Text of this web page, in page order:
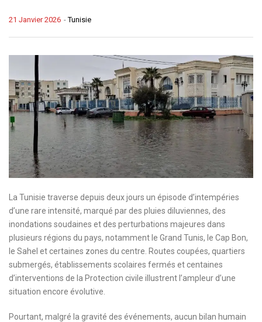
-Tunisie
21 Janvier 2026
La Tunisie traverse depuis deux jours un épisode d’intempéries
d’une rare intensité, marqué par des pluies diluviennes, des
inondations soudaines et des perturbations majeures dans
plusieurs régions du pays, notamment le Grand Tunis, le Cap Bon,
le Sahel et certaines zones du centre. Routes coupées, quartiers
submergés, établissements scolaires fermés et centaines
d’interventions de la Protection civile illustrent l’ampleur d’une
situation encore évolutive.
Pourtant, malgré la gravité des événements, aucun bilan humain